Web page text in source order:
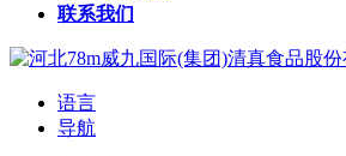
联系我们
语言
导航